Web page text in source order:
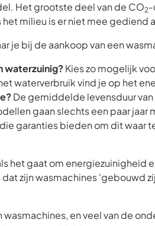
Het grootste deel van de CO2-
milieu is er niet mee gediend
je bij de aankoop van een
waterzuinig?Kies zo mogelijk
waterverbruik vind je op het
De gemiddelde levensduur
gaan slechts een paar jaar
garanties bieden om dit waar
het gaat om energiezuinigheid
zijn wasmachines 'gebouwd
en veel van de